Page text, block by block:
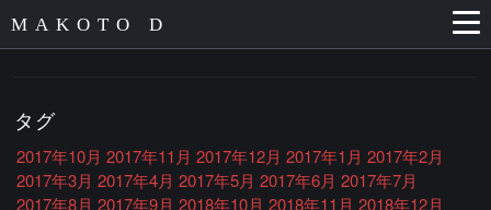
MAKOTO D
タグ
2017年10月 2017年11月 2017年12月 2017年1月 2017年2月
2017年3月 2017年4月 2017年5月 2017年6月 2017年7月
2017年8月 2017年9月 2018年10月 2018年11月 2018年12月